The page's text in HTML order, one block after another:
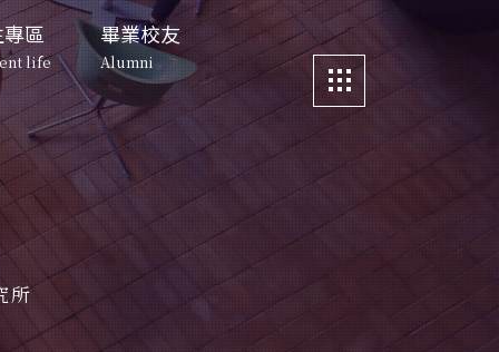
區
life
宿舍環境
and Faciiities
動態
Voice
華創業實驗室
Lab
畢業校友
Alumni
所友動向
About Alumni
科管人故事
Story about ITM Alumni
環境
Faciiities
畢業校友
Alumni
所友動向
About Alumni
科管人故事
Story about ITM
Alumni
更多資訊
More
資訊公告
活動照片
Event Photos
清大校園地圖
NTHU Map
所